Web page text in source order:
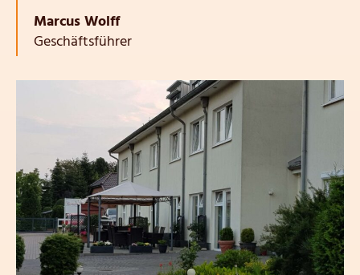
Marcus Wolff
Geschäftsführer